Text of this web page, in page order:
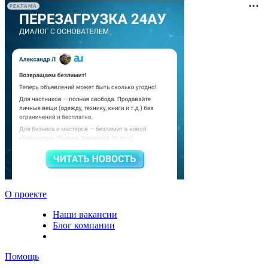
РЕКЛАМА
О проекте
Наши вакансии
Блог компании
Помощь